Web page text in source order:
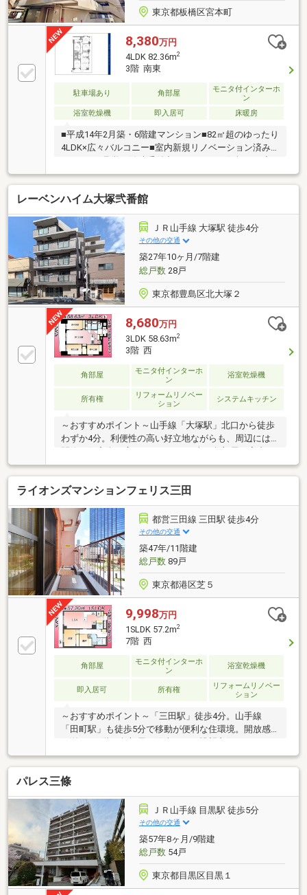
東京都板橋区宮本町
8,380万円
4LDK 82.36m2
3階 南東
駐車場あり 角部屋
モニタ付インターホ
ン
浴室乾燥機
即入居可 床暖房
■平成14年2月築・6階建マンション■82㎡超のゆったり
4LDK×広々バルコニー■室内新規リノベーション済み
です！■ご見学は随時受付中ですので、お気軽にお申
し付け下さい！【東宝ハウス練馬にご相談くださ
い！】・生涯にわたるアフターサポート「東宝ハウス
NEXT」。購入後も、税務や法務・保険の最適化・借
換等のご提案が可能です。・数ある提携銀行から最適
な住宅ローンのご提案を。20以上の提携した金融機関
からお客様の要望に沿った住宅ローンをご紹介しま
す。物件の詳細・ご見学希望のお客様は下記番号まで
お気軽にご連絡下さい。お問い合わせ専用フリーダイ
ヤル ：０１２０－０６３－００２
レーベンハイム大塚弐番館
ＪＲ山手線 大塚駅 徒歩4分
その他の交通
築27年10ヶ月/7階建
総戸数28戸
東京都豊島区北大塚２
8,680万円
3LDK 58.63m2
3階 西
角部屋
モニタ付インターホ
ン
浴室乾燥機
所有権
リフォームリノベー
ション
システムキッチン
～おすすめポイント～山手線「大塚駅」北口から徒歩
わずか4分。利便性の高い好立地ながらも、周辺には
閑静な住宅街が広がっています。南西角部屋の室内
は、たっぷりの陽光が降り注ぐ明るく開放的な空間で
す。～物件スペック～◆1998年築・新耐震基準◆住宅
ローン減税対象◆ＪＲ山手線「大塚」駅徒歩4分◆都
電荒川線「巣鴨新田」駅徒歩5分◆丸ノ内線「新大
塚」駅徒歩12分◆3LDK専有面積58.63㎡◆3階部分の
角住戸で2面採光◆全面リノベーション済◆システム
キッチン・浴室・給湯器交換◆よしやSainE・北大塚
二丁目公園徒歩3分◆頭金0円から購入可!長期低金利50
年ローン
ライオンズマンションフェリス三田
都営三田線 三田駅 徒歩4分
その他の交通
築47年/11階建
総戸数89戸
東京都港区芝５
9,998万円
1SLDK 57.2m2
7階 西
角部屋
モニタ付インターホ
ン
浴室乾燥機
即入居可 所有権
リフォームリノベー
ション
～おすすめポイント～「三田駅」徒歩4分。山手線
「田町駅」も徒歩5分で移動が便利な住環境。開放感
の溢れる7階・角部屋で陽当たり・眺望良好です！～
物件スペック～◆都営浅草線・三田線「三田」駅徒歩
4分◆JR山手線・京浜東北線「田町」駅徒歩5分
◆1SLDK 専有面積57.2㎡◆7階部分・角住戸◆リノベ
ーション済◆システムキッチン・浴室・給湯器交換◆
食洗機・浴室乾燥機・温水洗浄便座～当社の強み～◆
頭金0円から購入可!長期低金利50年ローン◆提携銀行
多数、住宅ローンご相談下さい◆車でまとめてご案内!
自宅まで送迎も可
パレス三條
ＪＲ山手線 目黒駅 徒歩5分
その他の交通
築57年8ヶ月/9階建
総戸数54戸
東京都目黒区目黒１